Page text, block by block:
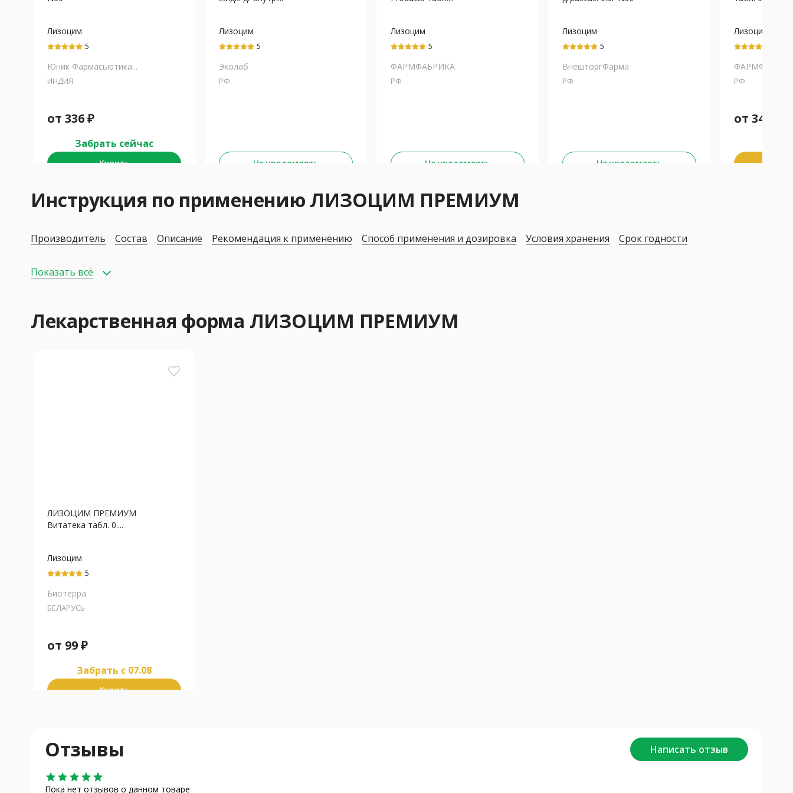
Лизоцим
5
Юник Фармасьютика...
ИНДИЯ
от 336₽
Забрать сейчас
Купить
Лизоцим
5
Эколаб
РФ
Не уведомлять
Лизоцим
5
ФАРМФАБРИКА
РФ
Не уведомлять
Лизоцим
5
ВнешторгФарма
РФ
Не уведомлять
Лизоцим
РФ
от 340
Инструкция по применению ЛИЗОЦИМ ПРЕМИУМ
Производитель Состав Описание Рекомендация к применению Способ применения и дозировка Условия хранения Срок годности
Показать всё
Лекарственная форма ЛИЗОЦИМ ПРЕМИУМ
favorite_border
ЛИЗОЦИМ ПРЕМИУМ
Витатека табл. 0....
Лизоцим
5
Биотерра
БЕЛАРУСЬ
от 99₽
Забрать c 07.08
Купить
Отзывы Написать отзыв
star star star star star
Пока нет отзывов о данном товаре